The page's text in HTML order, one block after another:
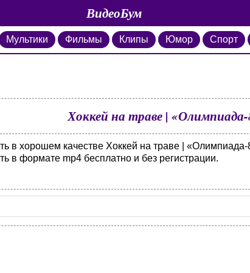
ВидеоБум
Мультики Фильмы Клипы Юмор Спорт
Хоккей на траве | «Олимпиада-
в хорошем качестве Хоккей на траве | «Олимпиада-
в формате mp4 бесплатно и без регистрации.